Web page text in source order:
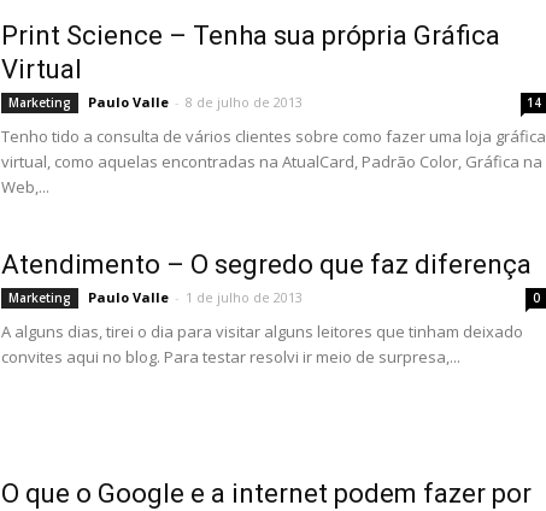
Print Science – Tenha sua própria Gráfica
Virtual
Marketing Paulo Valle - 8 de julho de 2013 14
Tenho tido a consulta de vários clientes sobre como fazer uma loja gráfica
virtual, como aquelas encontradas na AtualCard, Padrão Color, Gráfica na
Web,...
Atendimento – O segredo que faz diferença
Marketing Paulo Valle - 1 de julho de 2013 0
A alguns dias, tirei o dia para visitar alguns leitores que tinham deixado
convites aqui no blog. Para testar resolvi ir meio de surpresa,...
O que o Google e a internet podem fazer por